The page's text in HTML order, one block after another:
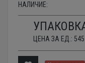
НАЛИЧИЕ:
ЦЕНА ЗА ЕД.: 545